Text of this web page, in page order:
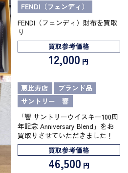
FENDI（フェンディ）
FENDI（フェンディ）財布を買取
り
買取参考価格
12,000 円
恵比寿店
ブランド品
サントリー 響
「響 サントリーウイスキー100周
年記念 Anniversary Blend」をお
買取りさせていただきました！
買取参考価格
46,500 円